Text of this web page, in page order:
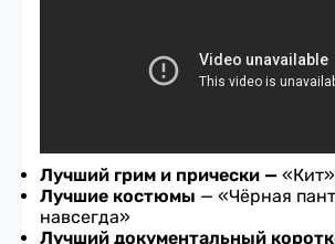
Лучший грим и прически — «Кит»
Лучшие костюмы — «Чёрная
навсегда»
Лучший документальный